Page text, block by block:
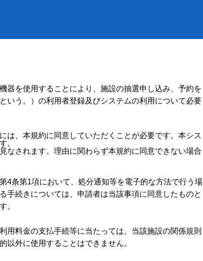
器を使用することにより、施設の抽選申し込み、予約を
いう。）の利用者登録及びシステムの利用について必要
は、本規約に同意していただくことが必要です。本シス
。
なされます。理由に関わらず本規約に同意できない場合
4条第1項において、処分通知等を電子的な方法で行う場
手続きについては、申請者は当該事項に同意したものと
。
用料金の支払手続等に当たっては、当該施設の関係規則
以外に使用することはできません。